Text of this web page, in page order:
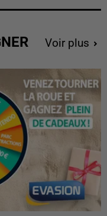
Voir plus